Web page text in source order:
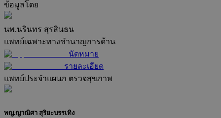
ข้อมูลโดย
นพ.นรินทร สุรสินธน
แพทย์เฉพาะทางชำนาญการด้าน
นัดหมาย
รายละเอียด
แพทย์ประจำแผนก ตรวจสุขภาพ
พญ.ญาณิศา สุริยะบรรเทิง